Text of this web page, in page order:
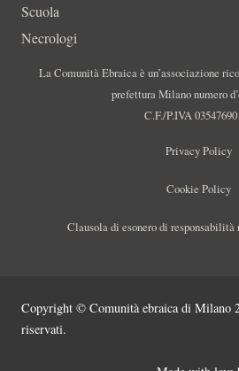
Scuola
Necrologi
La Comunità Ebraica è un’associazione
prefettura Milano numero
C.F./P.IVA
Privacy Policy
Cookie Policy
Clausola di esonero di
Copyright © Comunità ebraica di Milano
riservati.